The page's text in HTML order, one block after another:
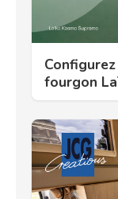
fourgon